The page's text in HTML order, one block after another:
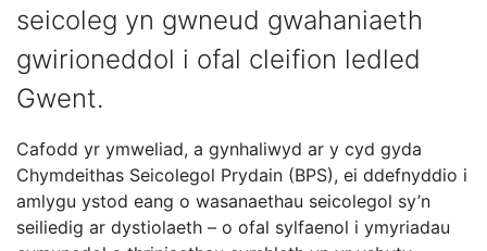
seicoleg yn gwneud gwahaniaeth
gwirioneddol i ofal cleifion ledled
Gwent.
Cafodd yr ymweliad, a gynhaliwyd ar y cyd gyda
Chymdeithas Seicolegol Prydain (BPS), ei ddefnyddio i
amlygu ystod eang o wasanaethau seicolegol sy’n
seiliedig ar dystiolaeth – o ofal sylfaenol i ymyriadau